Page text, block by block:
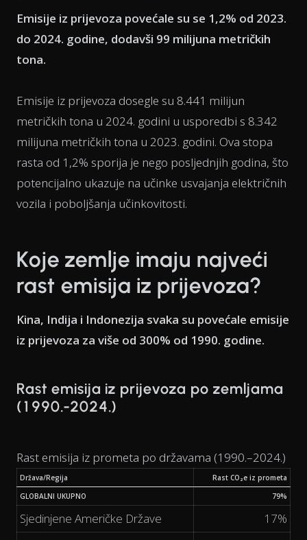
Emisije iz prijevoza povećale su se 1,2% od 2023.
do 2024. godine, dodavši 99 milijuna metričkih
tona.
Emisije iz prijevoza dosegle su 8.441 milijun
metričkih tona u 2024. godini u usporedbi s 8.342
milijuna metričkih tona u 2023. godini. Ova stopa
rasta od 1,2% sporija je nego posljednjih godina, što
potencijalno ukazuje na učinke usvajanja električnih
vozila i poboljšanja učinkovitosti.
Koje zemlje imaju najveći
rast emisija iz prijevoza?
Kina, Indija i Indonezija svaka su povećale emisije
iz prijevoza za više od 300% od 1990. godine.
Rast emisija iz prijevoza po zemljama
(1990.-2024.)
Rast emisija iz prometa po državama (1990.–2024.)
Država/Regija
Rast CO₂e iz prometa
GLOBALNI UKUPNO
79%
Sjedinjene Američke Države
17%